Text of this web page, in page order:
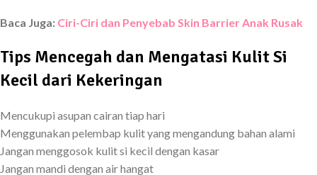
Baca Juga: Ciri-Ciri dan Penyebab Skin Barrier Anak Rusak
Tips Mencegah dan Mengatasi Kulit Si
Kecil dari Kekeringan
Mencukupi asupan cairan tiap hari
Menggunakan pelembap kulit yang mengandung bahan alami
Jangan menggosok kulit si kecil dengan kasar
Jangan mandi dengan air hangat